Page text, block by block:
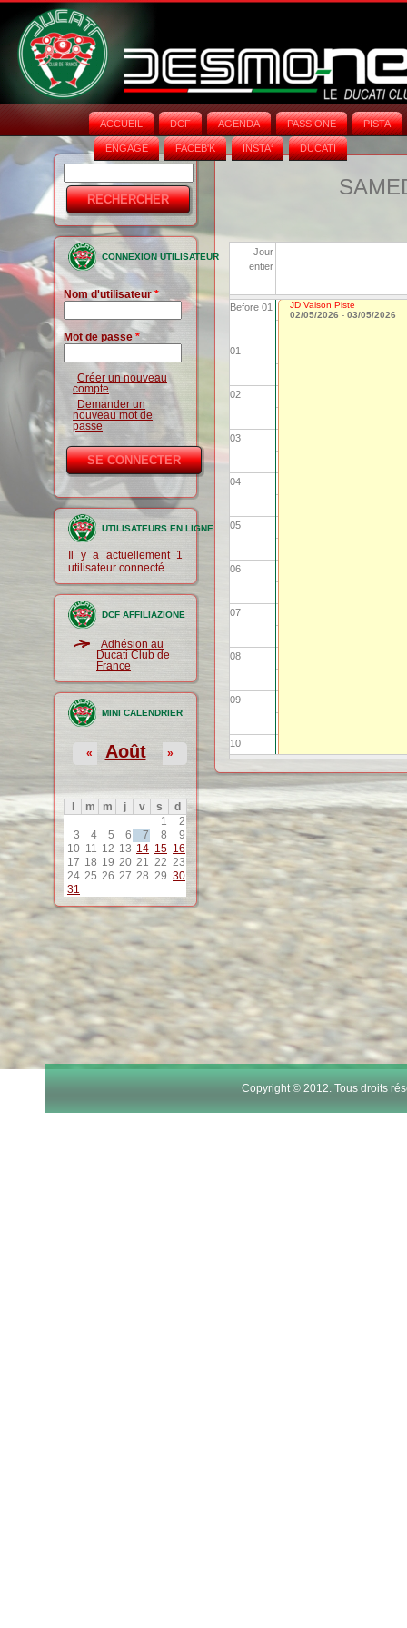
ACCUEIL DCF AGENDA PASSIONE PISTA
ENGAGE FACEB'K INSTA‘ DUCATI
Formulaire
de
recherche
CONNEXION UTILISATEUR
Nom d'utilisateur*
Mot de passe *
Créer un nouveau
compte
Demander un
nouveau mot de
passe
UTILISATEURS EN LIGNE
Il y a actuellement 1
utilisateur connecté.
DCF AFFILIAZIONE
Adhésion au
Ducati Club de
France
MINI CALENDRIER
Août
« »
m m j v s
d
1
2
3
4 5 6 7 8
9
10 11 12 13 14 15 16
17 18 19 20 21 22 23
24 25 26 27 28 29 30
31
Jour
entier
Before 01
01
02
03
04
05
06
07
08
09
10
11
12
13
15
17
JD Vaison Piste
02/05/2026 - 03/05/2026
Copyright © 2012. Tous droits